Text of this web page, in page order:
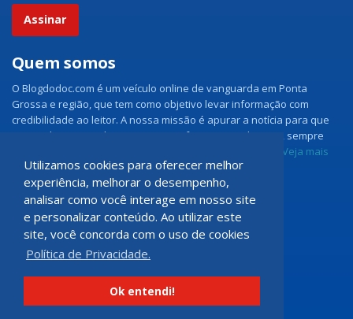
Utilizamos cookies para oferecer melhor
experiência, melhorar o desempenho,
analisar como você interage em nosso site
e personalizar conteúdo. Ao utilizar este
site, você concorda com o uso de cookies
Política de Privacidade.
Ok entendi!
Assinar
Quem somos
O Blogdodoc.com é um veículo online de vanguarda em Ponta
Grossa e região, que tem como objetivo levar informação com
credibilidade ao leitor. A nossa missão é apurar a notícia para que
nossos leitores tenham acesso aos fatos como eles são, sempre
Veja mais
Grupo Doc.com
Rua Rio de Janeiro, 150 - Sala 102
CEP: 84070-060 - Nova Rússia
Ponta Grossa \ PR